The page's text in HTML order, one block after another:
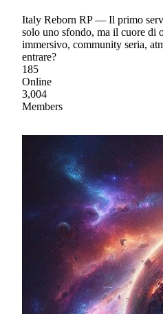
Italy Reborn RP — Il primo
solo uno sfondo, ma il cuore di
immersivo, community seria,
entrare?
185
Online
3,004
Members